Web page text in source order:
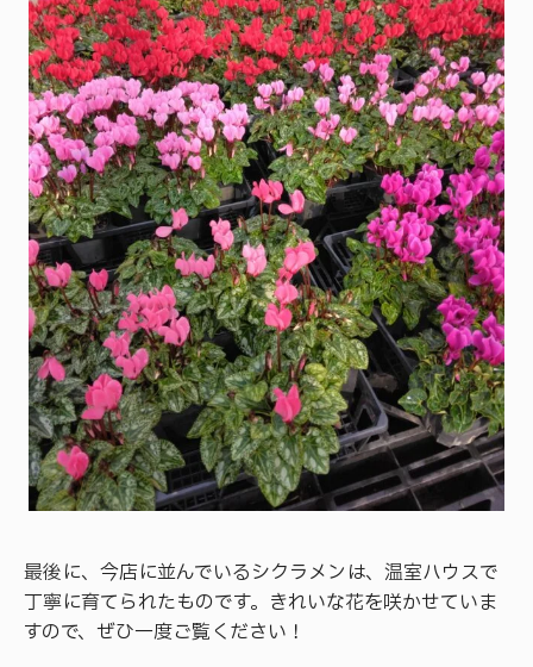
最後に、今店に並んでいるシクラメンは、温室ハウスで
丁寧に育てられたものです。きれいな花を咲かせていま
すので、ぜひ一度ご覧ください！